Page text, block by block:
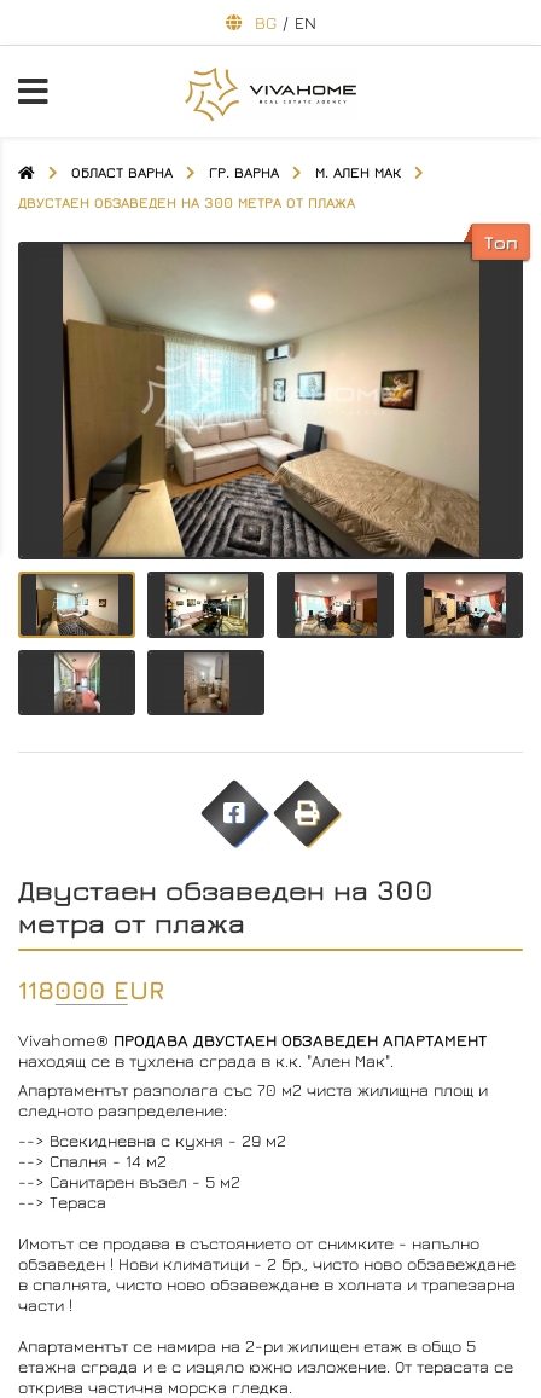
BG / EN
ОБЛАСТ ВАРНА ГР. ВАРНА
М. АЛЕН МАК
ДВУСТАЕН ОБЗАВЕДЕН НА 300 МЕТРА ОТ ПЛАЖА
Топ
Двустаен обзаведен на 300
метра от плажа
118000 EUR
Vivahome® ПРОДАВА ДВУСТАЕН ОБЗАВЕДЕН АПАРТАМЕНТ
находящ се в тухлена сграда в к.к. "Ален Мак".
Апартаментът разполага със 70 м2 чиста жилищна площ и
следното разпределение:
--> Всекидневна с кухня - 29 м2
--> Спалня - 14 м2
--> Санитарен възел - 5 м2
--> Тераса
Имотът се продава в състоянието от снимките - напълно
обзаведен ! Нови климатици - 2 бр., чисто ново обзавеждане
в спалнята, чисто ново обзавеждане в холната и трапезарна
части !
Апартаментът се намира на 2-ри жилищен етаж в общо 5
етажна сграда и е с изцяло южно изложение. От терасата се
открива частична морска гледка.